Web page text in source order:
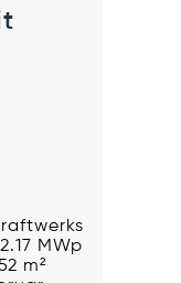
MWp
m²